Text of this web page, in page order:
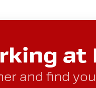
at
and find